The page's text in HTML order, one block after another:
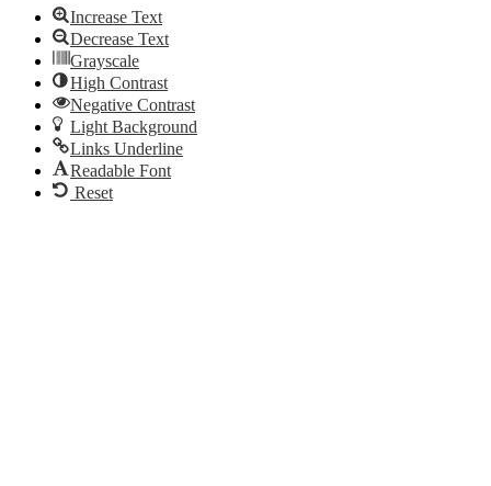
Increase Text
Decrease Text
Grayscale
High Contrast
Negative Contrast
Light Background
Links Underline
Readable Font
Reset